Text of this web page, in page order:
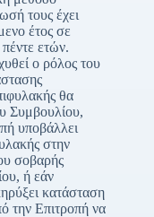
τους έχει
έτος σε
ετών.
ο ρόλος του
θα
Συμβουλίου,
υποβάλλει
στην
σοβαρής
ή εάν
κατάσταση
την Επιτροπή να